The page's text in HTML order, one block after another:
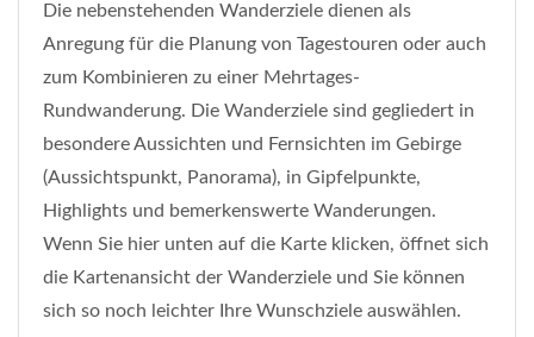
Die nebenstehenden Wanderziele dienen als
Anregung für die Planung von Tagestouren oder auch
zum Kombinieren zu einer Mehrtages-
Rundwanderung. Die Wanderziele sind gegliedert in
besondere Aussichten und Fernsichten im Gebirge
(Aussichtspunkt, Panorama), in Gipfelpunkte,
Highlights und bemerkenswerte Wanderungen.
Wenn Sie hier unten auf die Karte klicken, öffnet sich
die Kartenansicht der Wanderziele und Sie können
sich so noch leichter Ihre Wunschziele auswählen.